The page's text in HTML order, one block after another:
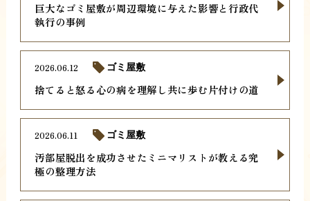
巨大なゴミ屋敷が周辺環境に与えた影響と行政代
執行の事例
捨てると怒る心の病を理解し共に歩む片付けの道
2026.06.12 ゴミ屋敷
汚部屋脱出を成功させたミニマリストが教える究
極の整理方法
2026.06.11 ゴミ屋敷